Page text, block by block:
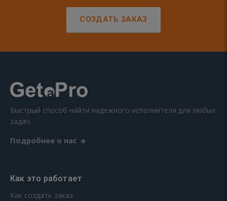
СОЗДАТЬ ЗАКАЗ
Быстрый способ найти надежного исполнителя для любых
задач.
Подробнее о нас
Как это работает
Как создать заказ